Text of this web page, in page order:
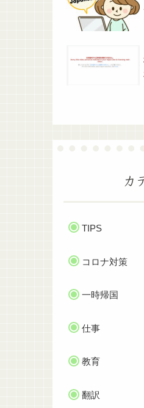
カ
TIPS
コロナ対策
一時帰国
仕事
教育
翻訳